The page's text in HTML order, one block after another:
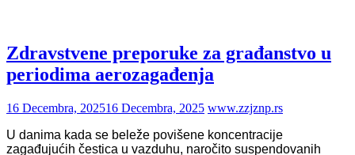
Zdravstvene preporuke za građanstvo u
periodima aerozagađenja
16 Decembra, 202516 Decembra, 2025 www.zzjznp.rs
U danima kada se beleže povišene koncentracije
zagađujućih čestica u vazduhu, naročito suspendovanih